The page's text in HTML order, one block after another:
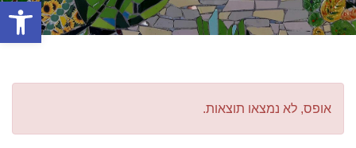
פתח
אופס, לא נמצאו תוצאות.